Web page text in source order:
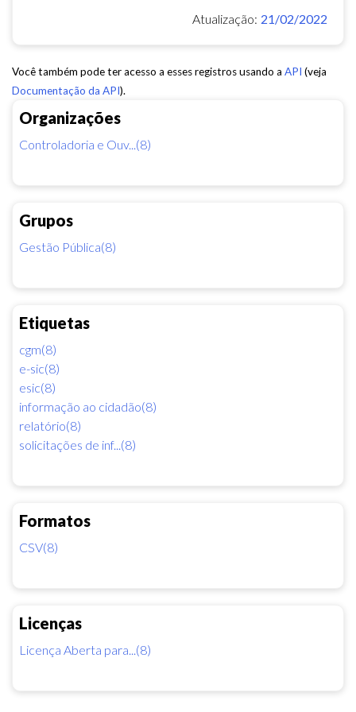
Organizações
Controladoria e Ouv...(8)
Grupos
Gestão Pública(8)
Etiquetas
cgm(8)
e-sic(8)
esic(8)
informação ao cidadão(8)
relatório(8)
solicitações de inf...(8)
Formatos
CSV(8)
Licenças
Licença Aberta para...(8)
Atualização: 21/02/2022
Você também pode ter acesso a esses registros usando a API (veja
Documentação da API).